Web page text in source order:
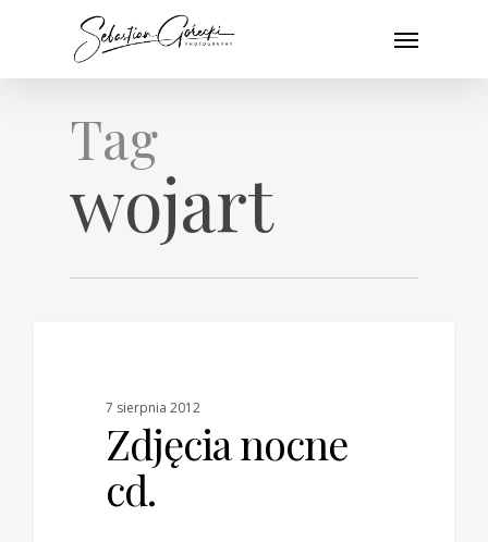
Menu
Tag
wojart
7 sierpnia 2012
Zdjęcia nocne
cd.